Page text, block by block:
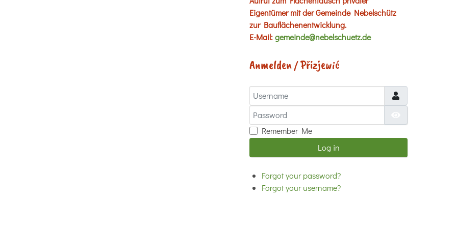
Eigentümer mit der Gemeinde Nebelschütz
zur Bauflächenentwicklung.
E-Mail:gemeinde@nebelschuetz.de
Anmelden / Přizjewić
Username
Password
Remember Me
Log in
Forgot your password?
Forgot your username?